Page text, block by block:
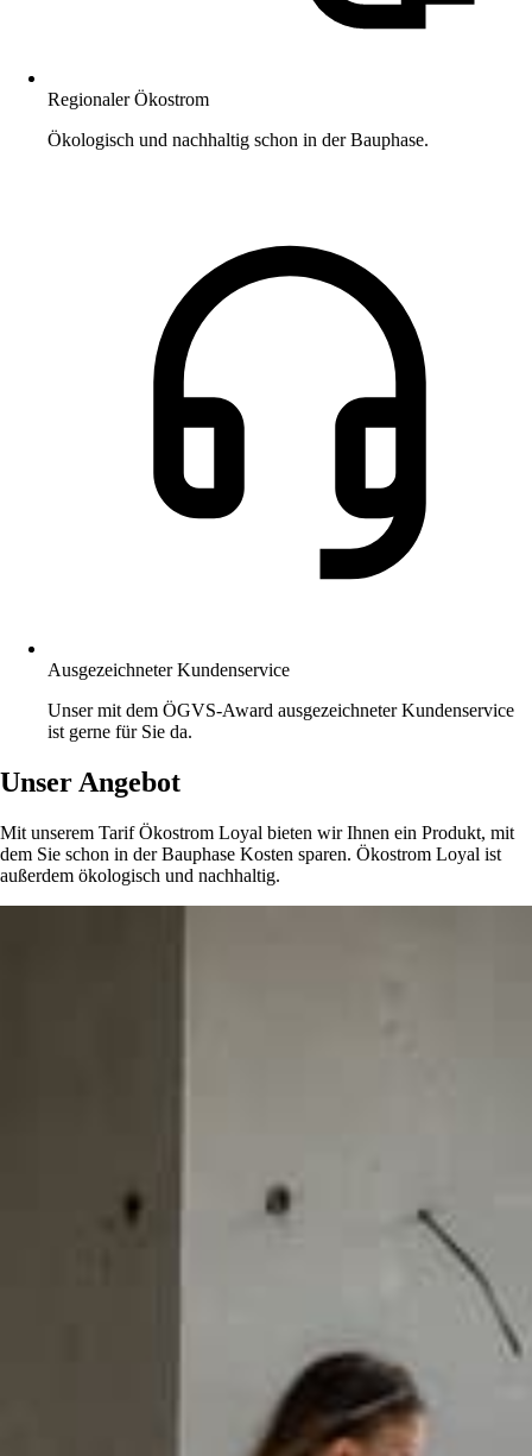
Regionaler Ökostrom
Ökologisch und nachhaltig schon in der Bauphase.
Ausgezeichneter Kundenservice
Unser mit dem ÖGVS-Award ausgezeichneter Kundenservice
ist gerne für Sie da.
Unser Angebot
Mit unserem Tarif Ökostrom Loyal bieten wir Ihnen ein Produkt, mit
dem Sie schon in der Bauphase Kosten sparen. Ökostrom Loyal ist
außerdem ökologisch und nachhaltig.